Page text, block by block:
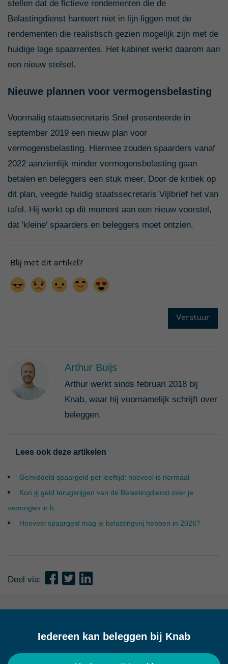
stellen dat de fictieve rendementen die de
Belastingdienst hanteert niet in lijn liggen met de
rendementen die realistisch gezien mogelijk zijn met de
huidige lage spaarrentes. Het kabinet werkt daarom aan
een nieuw stelsel.
Nieuwe plannen voor vermogensbelasting
Voormalig staatssecretaris Snel presenteerde in
september 2019 een nieuw plan voor
vermogensbelasting. Hiermee zouden spaarders vanaf
2022 aanzienlijk minder vermogensbelasting gaan
betalen en beleggers een stuk meer. Door de kritiek op
dit plan, veegde huidig staatssecretaris Vijlbrief het van
tafel. Hij werkt op dit moment aan een nieuw voorstel,
dat 'kleine' spaarders en beleggers moet ontzien.
Arthur Buijs
Arthur werkt sinds februari 2018 bij
Knab, waar hij voornamelijk schrijft over
beleggen.
Lees ook deze artikelen
Gemiddeld spaargeld per leeftijd: hoeveel is normaal
Kun jij geld terugkrijgen van de Belastingdienst over je
vermogen in b...
Hoeveel spaargeld mag je belastingvrij hebben in 2026?
Deel via:
Iedereen kan beleggen bij Knab